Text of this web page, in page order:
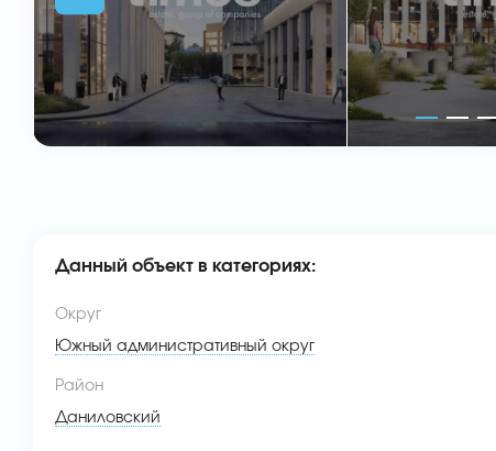
Данный объект в категориях:
Округ
Южный административный округ
Район
Даниловский